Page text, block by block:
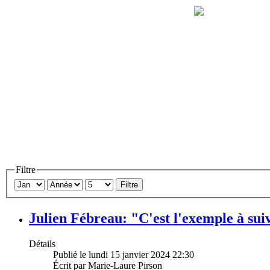
Filtre
Filtre
Julien Fébreau: "C'est l'exemple à
Détails
Publié le lundi 15 janvier 2024 22:30
Écrit par Marie-Laure Pirson